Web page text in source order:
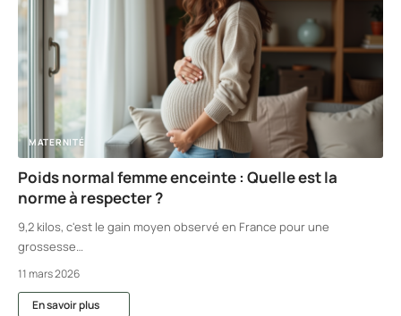
MATERNITÉ
Poids normal femme enceinte : Quelle est la
norme à respecter ?
9,2 kilos, c'est le gain moyen observé en France pour une
grossesse…
11 mars 2026
En savoir plus